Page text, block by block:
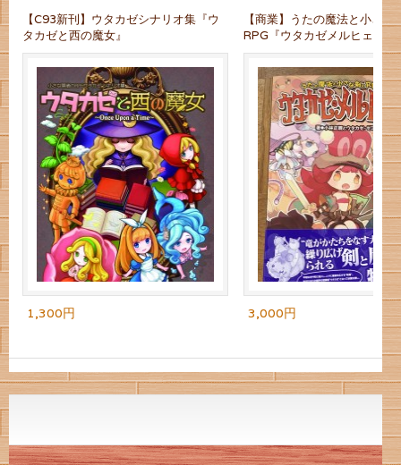
【C93新刊】ウタカゼシナリオ集『ウ
タカゼと西の魔女』
1,300円
【商業】うたの魔法と小さな
RPG『ウタカゼメルヒェン』
3,000円